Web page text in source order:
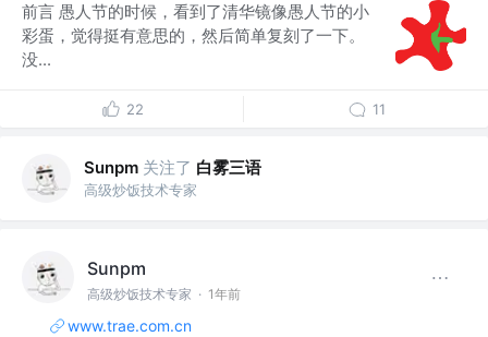
前言 愚人节的时候，看到了清华镜像愚人节的小
彩蛋，觉得挺有意思的，然后简单复刻了一下。
没...
22 11
Sunpm 关注了 白雾三语
高级炒饭技术专家
Sunpm
高级炒饭技术专家 · 1年前
www.trae.com.cn